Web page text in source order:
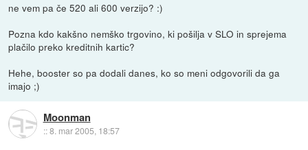
ne vem pa če 520 ali 600 verzijo? :)
Pozna kdo kakšno nemško trgovino, ki pošilja v SLO in sprejema
plačilo preko kreditnih kartic?
Hehe, booster so pa dodali danes, ko so meni odgovorili da ga
imajo ;)
Moonman
::8. mar 2005, 18:57